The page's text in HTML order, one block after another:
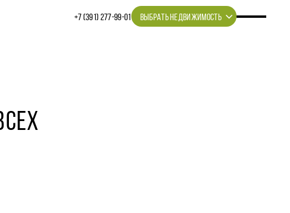
+7 (391) 277‒99‒01 ВЫБРАТЬ НЕДВИЖИМОСТЬ